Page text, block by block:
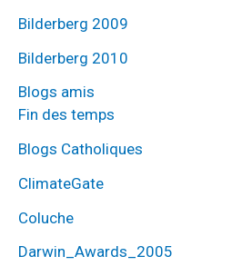
Bilderberg 2009
Bilderberg 2010
Blogs amis
Fin des temps
Blogs Catholiques
ClimateGate
Coluche
Darwin_Awards_2005